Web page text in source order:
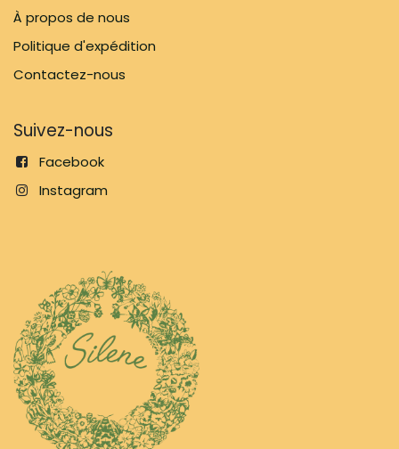
À propos de nous
Politique d'expédition
Contactez-nous
Suivez-nous
Facebook
Instagram